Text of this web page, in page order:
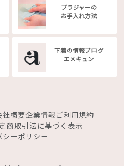
ブラジャーの
お手入れ方法
下着の情報ブログ
エメキュン
社概要企業情報 ご利用規約
商取引法に基づく表示
シーポリシー